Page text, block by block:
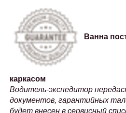
Ванна
каркасом
Водитель-экспедитор
документов, гарантийных
будет внесен в сервисный